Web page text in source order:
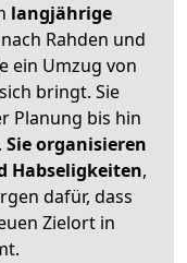
langjährige
Rahden und
ein Umzug von
bringt. Sie
Planung bis hin
Sie organisieren
Habseligkeiten,
dafür, dass
Zielort in